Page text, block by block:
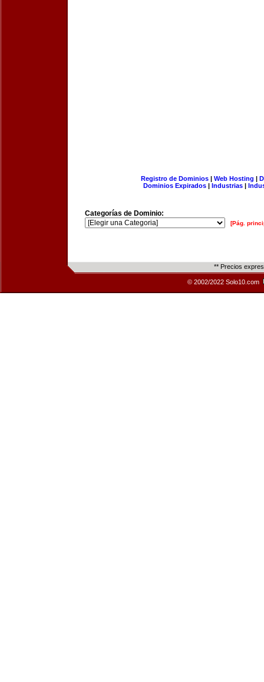
Registro de Dominios| Web Hosting |
Dominios Expirados | Industrias |
Categorías de Dominio:
[Pág.
** Precios
© 2002/2022 Solo10.com